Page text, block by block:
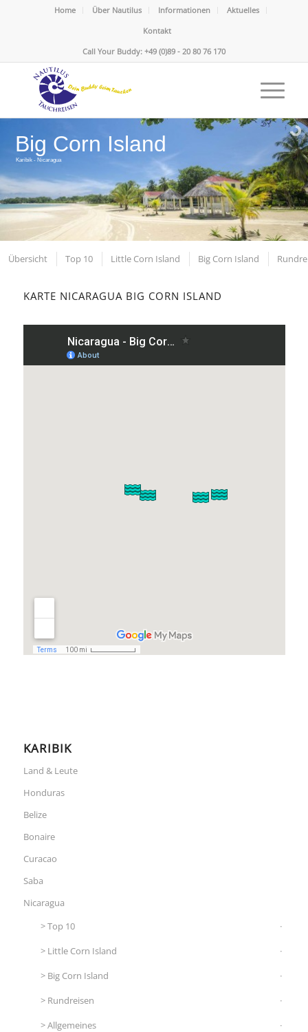
Home Über Nautilus Informationen
Aktuelles
Kontakt
Call Your Buddy: +49 (0)89 - 20 80 76 170
Big Corn Island
Karibik - Nicaragua
Übersicht Top 10 Little Corn Island Big Corn Island
KARTE NICARAGUA BIG CORN ISLAND
KARIBIK
Land & Leute
Honduras
Belize
Bonaire
Curacao
Saba
Nicaragua
Top 10
Little Corn Island
Big Corn Island
Rundreisen
Allgemeines